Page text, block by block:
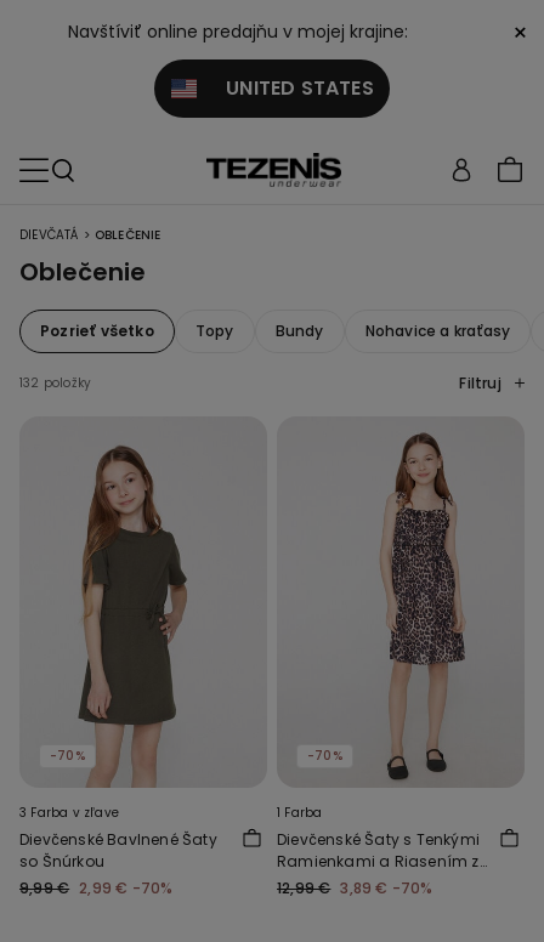
Navštíviť online predajňu v mojej krajine:
UNITED STATES
×
DIEVČATÁ > OBLEČENIE
Oblečenie
Pozrieť všetko Topy Bundy Nohavice a kraťasy
132 položky Filtruj
-70%
3 Farba v zľave
Dievčenské Bavlnené Šaty
so Šnúrkou
9,99 € 2,99 € -70%
-70%
1 Farba
Dievčenské Šaty s Tenkými
Ramienkami a Riasením z
Viskózového Plátna
12,99 € 3,89 € -70%